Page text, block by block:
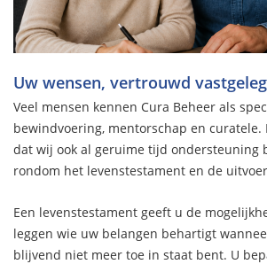
Uw wensen, vertrouwd
Veel mensen kennen Cura Beheer als
bewindvoering, mentorschap en
dat wij ook al geruime tijd ondersteuning
rondom het levenstestament en de
Een levenstestament geeft u de
leggen wie uw belangen behartigt
blijvend niet meer toe in staat bent. U